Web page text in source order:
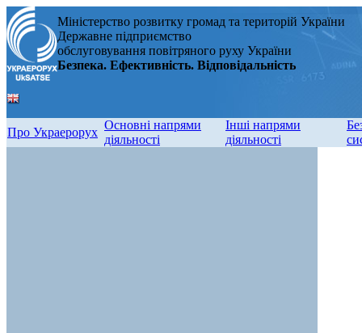
Міністерство розвитку громад та територій України
Державне підприємство
обслуговування повітряного руху України
Безпека. Ефективність. Відповідальність
Про Украерорух
Основні напрями
діяльності
Інші напрями
діяльності